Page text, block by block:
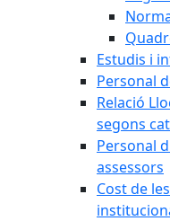
Estudis i
Personal
Relació
segons
Personal
assessors
Cost de